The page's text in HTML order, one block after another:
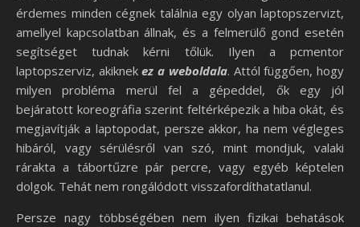
érdemes minden cégnek találnia egy olyan laptopszervizt,
amellyel kapcsolatban állnak, és a felmerülő gond esetén
segítséget tudnak kérni tőlük. Ilyen a pcmentor
laptopszerviz, akiknekez a weboldala. Attól függően, hogy
milyen probléma merül fel a gépeddel, ők egy jól
bejáratott koreográfia szerint feltérképezik a hiba okát, és
megjavítják a laptopodat, persze akkor, ha nem végleges
hibáról, vagy sérülésről van szó, mint mondjuk, valaki
rárakta a tábortűzre pár percre, vagy egyéb képtelen
dolgok. Tehát nem rongálódott visszafordíthatatlanul.
Persze nagy többségében nem ilyen fizikai behatások